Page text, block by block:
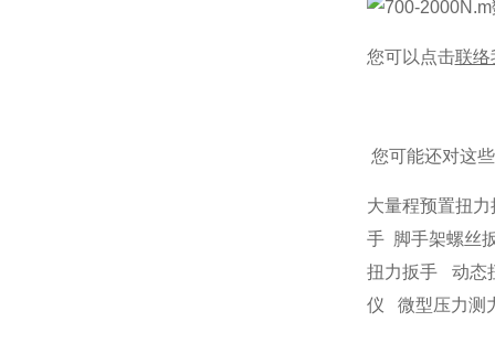
您可以点击联络
您可能还对这
大量程预置扭力
手
脚手架螺丝
扭力扳手
动态
仪
微型压力测